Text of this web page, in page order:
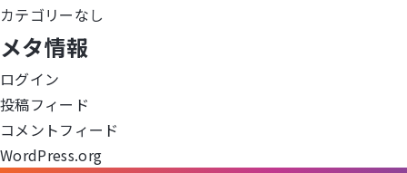
ー
シ
ョ
ン
カテゴリーなし
メタ情報
ログイン
投稿フィード
コメントフィード
WordPress.org